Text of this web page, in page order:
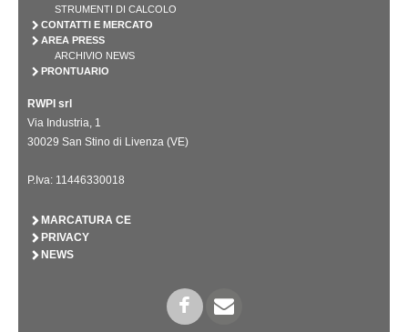
STRUMENTI DI CALCOLO
CONTATTI E MERCATO
AREA PRESS
ARCHIVIO NEWS
PRONTUARIO
RWPI srl
Via Industria, 1
30029 San Stino di Livenza (VE)
P.Iva: 11446330018
MARCATURA CE
PRIVACY
NEWS